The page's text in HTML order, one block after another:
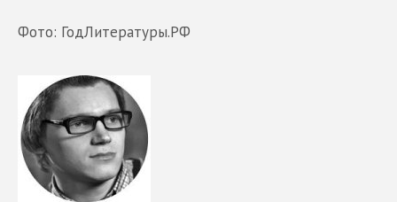
Фото: ГодЛитературы.РФ